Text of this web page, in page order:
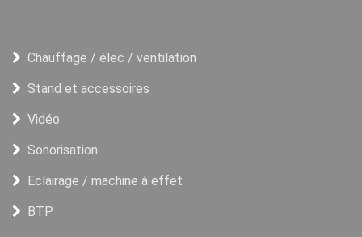
Chauffage / élec / ventilation
Stand et accessoires
Vidéo
Sonorisation
Eclairage / machine à effet
BTP